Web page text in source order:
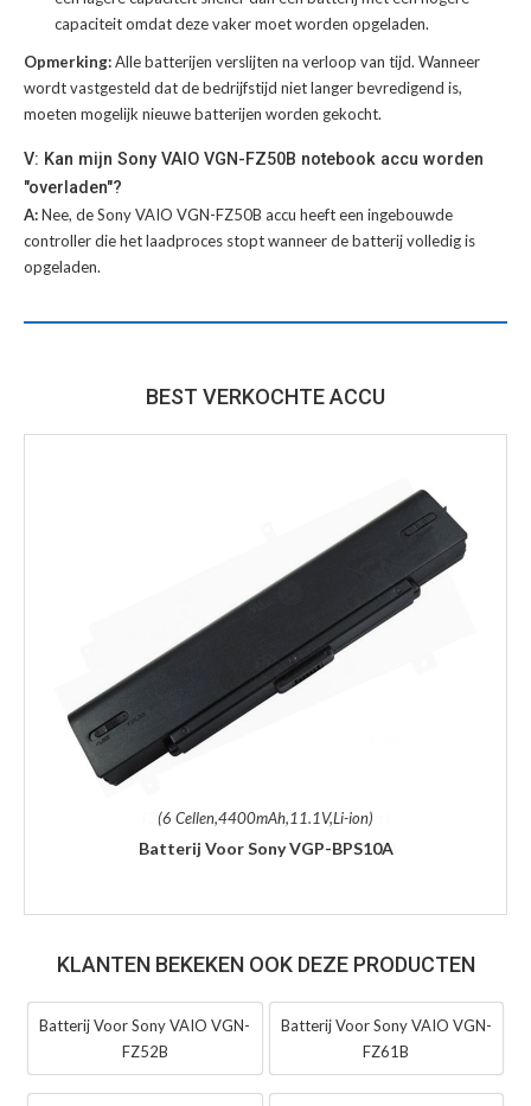
capaciteit omdat deze vaker moet worden opgeladen.
Opmerking:Alle batterijen verslijten na verloop van tijd. Wanneer
wordt vastgesteld dat de bedrijfstijd niet langer bevredigend is,
moeten mogelijk nieuwe batterijen worden gekocht.
V: Kan mijn Sony VAIO VGN-FZ50B notebook accu worden
"overladen"?
A:Nee, de Sony VAIO VGN-FZ50B accu heeft een ingebouwde
controller die het laadproces stopt wanneer de batterij volledig is
opgeladen.
BEST VERKOCHTE ACCU
(6 Cellen,4400mAh,11.1V,Li-ion)
Batterij Voor Sony VGP-BPS10A
KLANTEN BEKEKEN OOK DEZE PRODUCTEN
Batterij Voor Sony VAIO VGN-
FZ52B
Batterij Voor Sony VAIO VGN-
FZ61B